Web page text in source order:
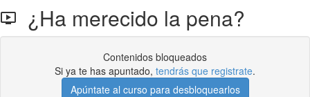
¿Ha merecido la pena?
Contenidos bloqueados
Si ya te has apuntado, tendrás que registrate.
Apúntate al curso para desbloquearlos